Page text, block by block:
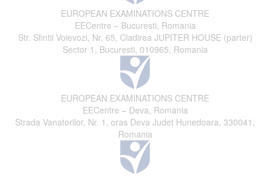
EUROPEAN EXAMINATIONS CENTRE
EECentre – Bucuresti, Romania
Str. Sfintii Voievozi, Nr. 65, Cladirea JUPITER HOUSE (parter)
Sector 1, Bucuresti, 010965, Romania
EUROPEAN EXAMINATIONS CENTRE
EECentre – Deva, Romania
Strada Vanatorilor, Nr. 1, oras Deva Judet Hunedoara, 330041,
Romania